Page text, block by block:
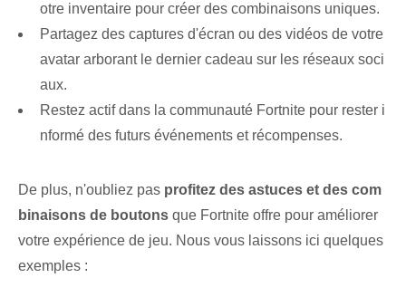
otre inventaire pour créer des combinaisons uniques.
Partagez des captures d'écran ou des vidéos de votre
avatar arborant le dernier cadeau sur les réseaux soci
aux.
Restez ‌actif dans la communauté Fortnite⁣ pour rester i
nformé des futurs événements et récompenses.
De plus, n'oubliez pas profitez des astuces et des com
binaisons de boutons que Fortnite ‌offre pour améliorer
votre expérience de jeu. Nous vous laissons ici quelques
exemples :